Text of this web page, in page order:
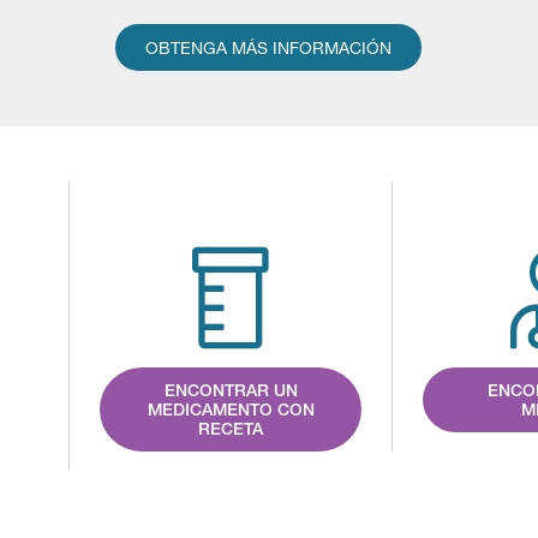
OBTENGA MÁS INFORMACIÓN
ENCONTRAR UN
MEDICAMENTO CON
RECETA